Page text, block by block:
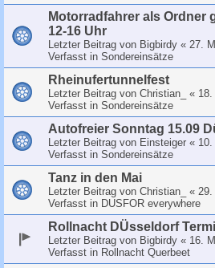
Motorradfahrer als Ordner
12-16 Uhr
Letzter Beitrag von Bigbirdy « 27.
Verfasst in Sondereinsätze
Rheinufertunnelfest
Letzter Beitrag von Christian_ «
Verfasst in Sondereinsätze
Autofreier Sonntag 15.09
Letzter Beitrag von Einsteiger «
Verfasst in Sondereinsätze
Tanz in den Mai
Letzter Beitrag von Christian_ « 29.
Verfasst in DUSFOR everywhere
Rollnacht DÜsseldorf
Letzter Beitrag von Bigbirdy « 16.
Verfasst in Rollnacht Querbeet